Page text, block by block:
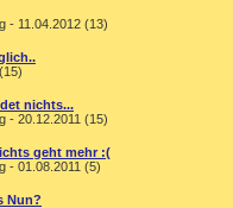
- 11.04.2012 (13)
nichts...
- 20.12.2011 (15)
geht mehr :(
- 01.08.2011 (5)
Nun?